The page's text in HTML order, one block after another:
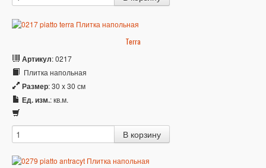
Terra
Артикул: 0217
Плитка напольная
Размер: 30 x 30 см
Ед. изм.: кв.м.